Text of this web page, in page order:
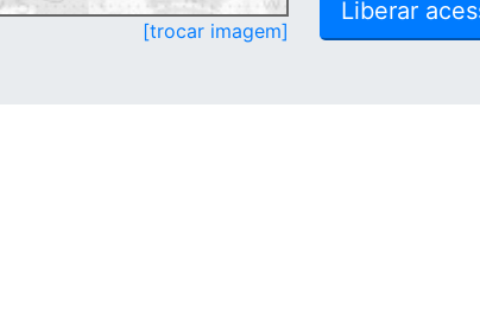
[trocar imagem]